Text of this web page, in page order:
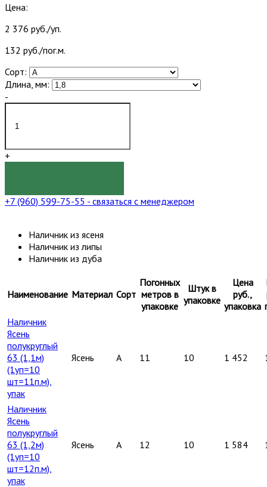
Цена:
2 376 руб./уп.
132 руб./пог.м.
Сорт:
Длина, мм:
-
+
+7 (960) 599-75-55 - связаться с менеджером
Наличник из ясеня
Наличник из липы
Наличник из дуба
Наименование Материал Сорт
Погонных
метров в
упаковке
Штук в
упаковке
Цена
руб.,
упаковка
Наличник
Ясень
полукруглый
63 (1,1м)
(1уп=10
шт=11п.м),
упак
Ясень A 11 10 1 452
Наличник
Ясень
полукруглый
63 (1,2м)
(1уп=10
шт=12п.м),
упак
Ясень A 12 10 1 584